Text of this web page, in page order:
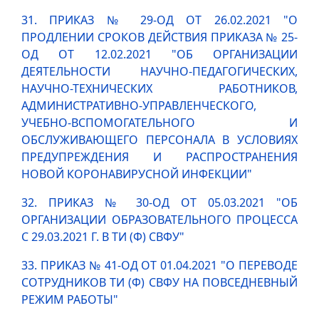
31. ПРИКАЗ № 29-ОД ОТ 26.02.2021 "О
ПРОДЛЕНИИ СРОКОВ ДЕЙСТВИЯ ПРИКАЗА № 25-
ОД ОТ 12.02.2021 "ОБ ОРГАНИЗАЦИИ
ДЕЯТЕЛЬНОСТИ НАУЧНО-ПЕДАГОГИЧЕСКИХ,
НАУЧНО-ТЕХНИЧЕСКИХ РАБОТНИКОВ,
АДМИНИСТРАТИВНО-УПРАВЛЕНЧЕСКОГО,
УЧЕБНО-ВСПОМОГАТЕЛЬНОГО И
ОБСЛУЖИВАЮЩЕГО ПЕРСОНАЛА В УСЛОВИЯХ
ПРЕДУПРЕЖДЕНИЯ И РАСПРОСТРАНЕНИЯ
НОВОЙ КОРОНАВИРУСНОЙ ИНФЕКЦИИ"
32. ПРИКАЗ № 30-ОД ОТ 05.03.2021 "ОБ
ОРГАНИЗАЦИИ ОБРАЗОВАТЕЛЬНОГО ПРОЦЕССА
С 29.03.2021 Г. В ТИ (Ф) СВФУ"
33. ПРИКАЗ № 41-ОД ОТ 01.04.2021 "О ПЕРЕВОДЕ
СОТРУДНИКОВ ТИ (Ф) СВФУ НА ПОВСЕДНЕВНЫЙ
РЕЖИМ РАБОТЫ"